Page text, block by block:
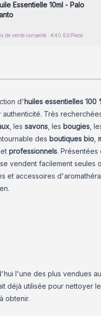
Essentielle 10ml - Palo
de vente conseillé : €40.63/Piece
d'huiles essentielles 100
authenticité. Très
, les savons , les bougies ,
des boutiques bio
et professionnels.
vendent facilement seules
et accessoires
l'une des plus vendues
déjà utilisée pour nettoyer
obtenir.